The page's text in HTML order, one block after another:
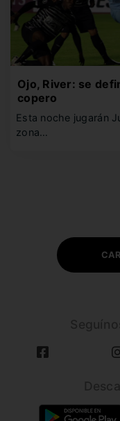
Ojo, River: se
copero
Esta noche jugarán
zona…